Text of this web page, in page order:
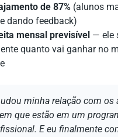
de 87% (alunos
dando feedback)
mensal previsível — ele
quanto vai ganhar no
minha relação com os
que estão em um
E eu finalmente